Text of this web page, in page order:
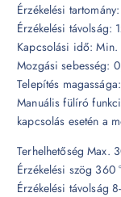
Érzékelési
Érzékelési távolság:
Kapcsolási idő:
Mozgási sebesség:
Telepítés
Manuális fülíró
kapcsolás esetén a
Terhelhetőség Max.
Érzékelési szög 360 °
Érzékelési távolság